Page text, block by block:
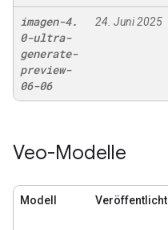
imagen-4.
0-ultra-
generate-
preview-
06-06
24. Juni 2025
Veo-Modelle
Modell Veröffentlicht